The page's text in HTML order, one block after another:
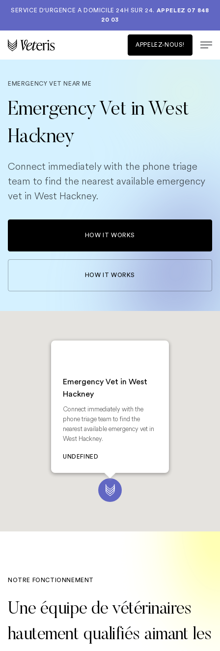
SERVICE D'URGENCE A DOMICILE 24H SUR 24. APPELEZ 07 848
20 03
APPELEZ-NOUS!
EMERGENCY VET NEAR ME
Emergency Vet in West
Hackney
Connect immediately with the phone triage
team to find the nearest available emergency
vet in West Hackney.
HOW IT WORKS
HOW IT WORKS
Emergency Vet in West
Hackney
Connect immediately with the
phone triage team to find the
nearest available emergency vet in
West Hackney.
UNDEFINED
NOTRE FONCTIONNEMENT
Une équipe de vétérinaires
hautement qualifiés aimant les